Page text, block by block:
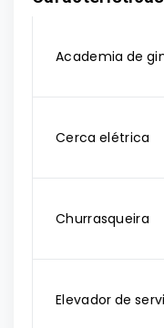
Academia de
Cerca elétrica
Churrasqueira
Elevador de